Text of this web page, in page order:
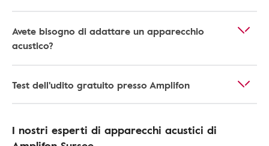
Avete bisogno di adattare un apparecchio
acustico?
Test dell'udito gratuito presso Amplifon
I nostri esperti di apparecchi acustici di